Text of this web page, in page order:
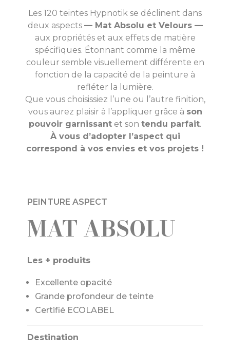
Les 120 teintes Hypnotik se déclinent dans
deux aspects — Mat Absolu et Velours —
aux propriétés et aux effets de matière
spécifiques. Étonnant comme la même
couleur semble visuellement différente en
fonction de la capacité de la peinture à
refléter la lumière.
Que vous choisissiez l’une ou l’autre finition,
vous aurez plaisir à l’appliquer grâce à son
pouvoir garnissant et son tendu parfait.
À vous d’adopter l’aspect qui
correspond à vos envies et vos projets !
PEINTURE ASPECT
MAT ABSOLU
Les + produits
Excellente opacité
Grande profondeur de teinte
Certifié ECOLABEL
Destination